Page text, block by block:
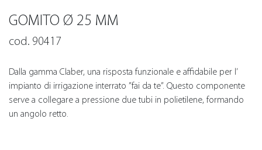
GOMITO Ø 25 MM
cod. 90417
Dalla gamma Claber, una risposta funzionale e affidabile per l’
impianto di irrigazione interrato ”fai da te”. Questo componente
serve a collegare a pressione due tubi in polietilene, formando
un angolo retto.